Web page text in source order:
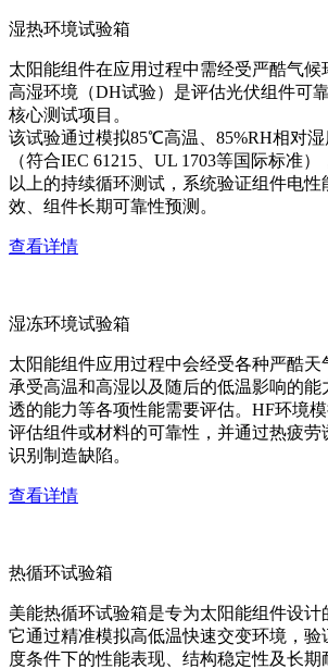
湿热环境试验箱
太阳能组件在应用过程中需经受严酷气候
高湿环境（DH试验）是评估光伏组件可
核心测试项目。
该试验通过模拟85℃高温、85%RH相对
（符合IEC 61215、UL 1703等国际标准
以上的持续循环测试，系统验证组件电
效、组件长期可靠性预测。
查看详情
湿冻环境试验箱
太阳能组件应用过程中会经受各种严酷
承受高温和高湿以及随后的低温影响的
透的能力等各项性能需要评估。HF环境
评估组件或材料的可靠性，并通过热疲劳
识别制造缺陷。
查看详情
热循环试验箱
美能热循环试验箱是专为太阳能组件设计
它通过精准模拟高低温快速交变环境，验
度条件下的性能表现、结构稳定性及长期